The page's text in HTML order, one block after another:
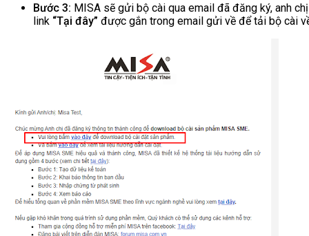
Bước 3: MISA sẽ gửi bộ cài qua email đã đăng ký, anh
link “Tại đây” được gắn trong email gửi về để tải bộ cài